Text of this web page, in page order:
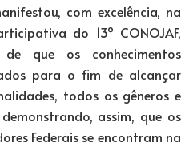
com excelência, na
do 13º CONOJAF,
que os conhecimentos
para o fim de alcançar
todos os gêneros e
assim, que os
Federais se encontram na